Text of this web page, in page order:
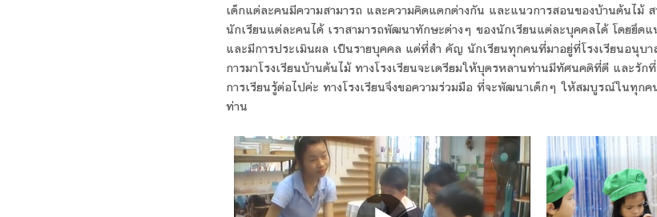
เด็กแต่ละคนมีความสามารถ และความคิดแตกต่างกัน และแนวการสอนของบ้านต้นไม้ ส
นักเรียนแต่ละคนได้ เราสามารถพัฒนาทักษะต่างๆ ของนักเรียนแต่ละบุคคลได้ โดยยึดแ
และมีการประเมินผล เป็นรายบุคคล แต่ที่สำ คัญ นักเรียนทุกคนที่มาอยู่ที่โรงเรียนอนุบ
การมาโรงเรียนบ้านต้นไม้ ทางโรงเรียนจะเตรียมให้บุตรหลานท่านมีทัศนคติที่ดี และรั
การเรียนรู้ต่อไปค่ะ ทางโรงเรียนจึงขอความร่วมมือ ที่จะพัฒนาเด็กๆ ให้สมบูรณ์ในทุกค
ท่าน